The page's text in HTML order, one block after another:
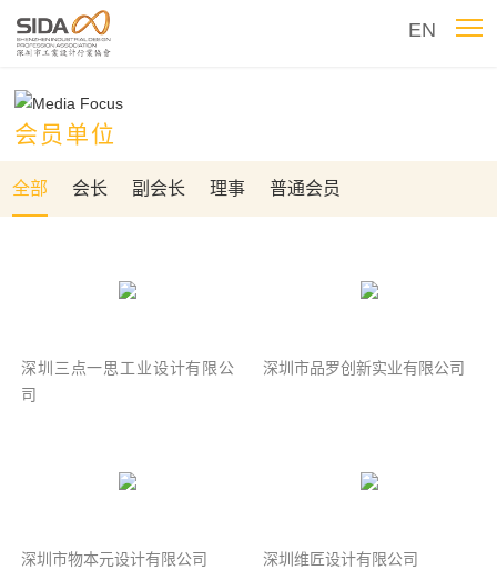
EN
会员单位
全部 会长 副会长 理事 普通会员
深圳三点一思工业设计有限公
司
深圳市品罗创新实业有限公司
深圳市物本元设计有限公司 深圳维匠设计有限公司